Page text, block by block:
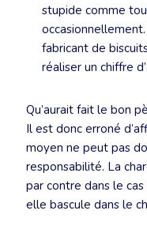
stupide comme
fabricant de
réaliser un chiffre
Qu’aurait fait le bon
Il est donc erroné
moyen ne peut pas
responsabilité. La
par contre dans le
elle bascule dans le